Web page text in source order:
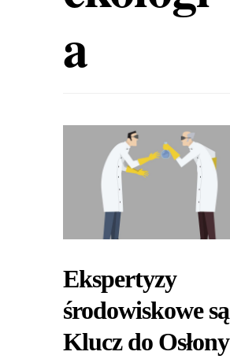
a
Ekspertyzy
środowiskowe są
Klucz do Osłony